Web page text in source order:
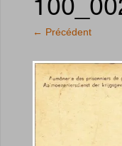
← Précédent